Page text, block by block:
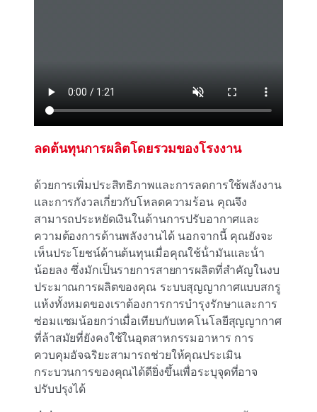
ลดต้นทุนการผลิตโดยรวมของโรงงาน
ด้วยการเพิ่มประสิทธิภาพและการลดการใช้พลังงาน
และการกังวลเกี่ยวกับโหลดความร้อน คุณจึง
สามารถประหยัดเงินในด้านการปรับอากาศและ
ความต้องการด้านพลังงานได้ นอกจากนี้ คุณยังจะ
เห็นประโยชน์ด้านต้นทุนเมื่อคุณใช้น้ํามันและน้ํา
น้อยลง ซึ่งมักเป็นรายการสายการผลิตที่สําคัญในงบ
ประมาณการผลิตของคุณ ระบบสุญญากาศแบบสกรู
แห้งทั้งหมดของเราต้องการการบํารุงรักษาและการ
ซ่อมแซมน้อยกว่าเมื่อเทียบกับเทคโนโลยีสุญญากาศ
ที่ล้าสมัยที่ยังคงใช้ในอุตสาหกรรมอาหาร การ
ควบคุมอัจฉริยะสามารถช่วยให้คุณประเมิน
กระบวนการของคุณได้ดียิ่งขึ้นเพื่อระบุจุดที่อาจ
ปรับปรุงได้